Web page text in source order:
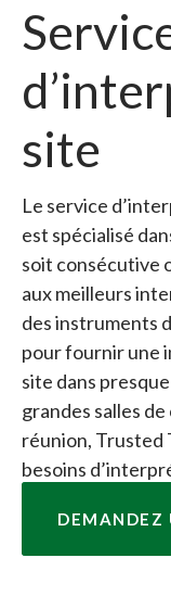
site
Le service
est spécialisé
soit consécutive
aux meilleurs
des instruments
pour fournir une
site dans
grandes salles
réunion, Trusted
besoins
DEMANDEZ